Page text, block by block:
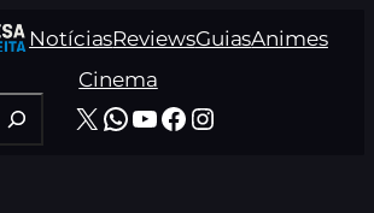
NotíciasReviewsGuiasAnimes
Cinema
Pesquisar
X WhatsApp
Youtube
Facebook
Instagram